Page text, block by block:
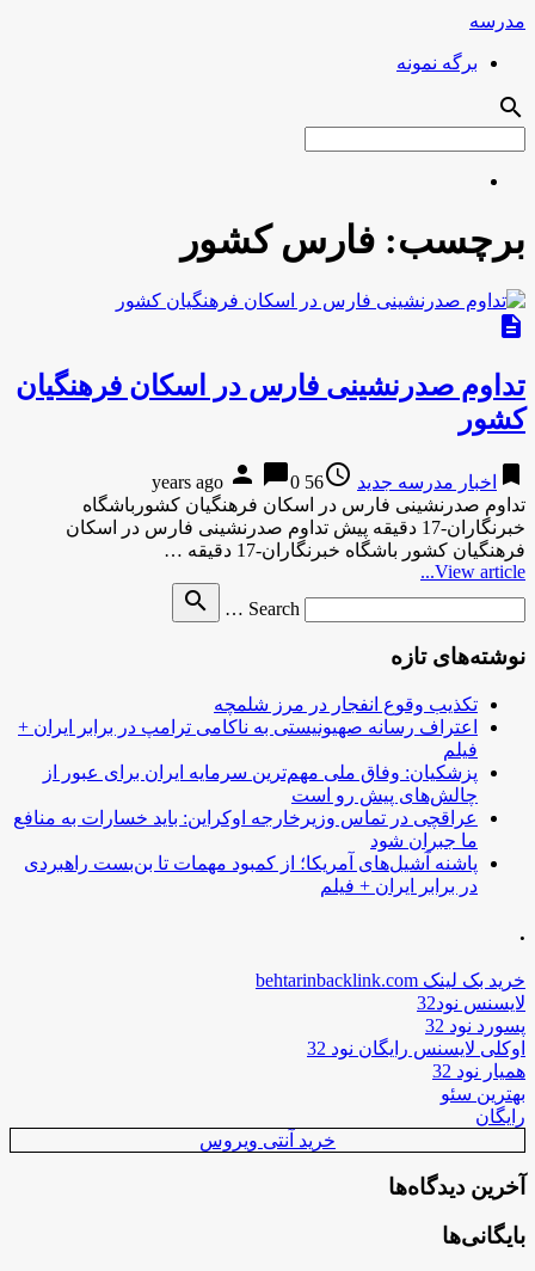
مدرسه
برگه نمونه
search
برچسب: فارس کشور
description
تداوم صدرنشینی فارس در اسکان فرهنگیان
کشور
bookmark اخبار مدرسه جدید access_time
56 years ago
person chat_bubble0
تداوم صدرنشینی فارس در اسکان فرهنگیان کشورباشگاه
خبرنگاران-17 دقیقه پیش تداوم صدرنشینی فارس در اسکان
فرهنگیان کشور باشگاه خبرنگاران-17 دقیقه …
View article...
Search …
search
نوشته‌های تازه
تکذیب وقوع انفجار در مرز شلمچه
اعتراف رسانه صهیونیستی به ناکامی ترامپ در برابر ایران +
فیلم
پزشکیان: وفاق ملی مهم‌ترین سرمایه ایران برای عبور از
چالش‌های پیش رو است
عراقچی در تماس وزیرخارجه اوکراین: باید خسارات به منافع
ما جبران شود
پاشنه آشیل‌های آمریکا؛ از کمبود مهمات تا بن‌بست راهبردی
در برابر ایران + فیلم
.
خرید بک لینک behtarinbacklink.com
لایسنس نود32
پسورد نود 32
اوکلی لایسنس رایگان نود 32
همیار نود 32
بهترین سئو
رایگان
خرید آنتی ویروس
آخرین دیدگاه‌ها
بایگانی‌ها